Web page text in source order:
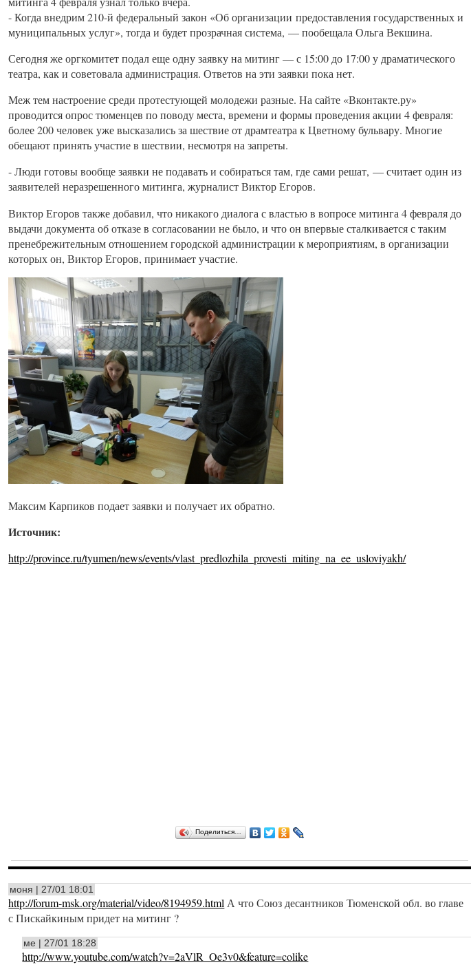
- Когда внедрим 210-й федеральный закон «Об организации предоставления государственных и
муниципальных услуг», тогда и будет прозрачная система, — пообещала Ольга Векшина.
Сегодня же оргкомитет подал еще одну заявку на митинг — с 15:00 до 17:00 у драматического
театра, как и советовала администрация. Ответов на эти заявки пока нет.
Меж тем настроение среди протестующей молодежи разные. На сайте «Вконтакте.ру»
проводится опрос тюменцев по поводу места, времени и формы проведения акции 4 февраля:
более 200 человек уже высказались за шествие от драмтеатра к Цветному бульвару. Многие
обещают принять участие в шествии, несмотря на запреты.
- Люди готовы вообще заявки не подавать и собираться там, где сами решат, — считает один из
заявителей неразрешенного митинга, журналист Виктор Егоров.
Виктор Егоров также добавил, что никакого диалога с властью в вопросе митинга 4 февраля до
выдачи документа об отказе в согласовании не было, и что он впервые сталкивается с таким
пренебрежительным отношением городской администрации к мероприятиям, в организации
которых он, Виктор Егоров, принимает участие.
Максим Карпиков подает заявки и получает их обратно.
Источник:
http://province.ru/tyumen/news/events/vlast_predlozhila_provesti_miting_na_ee_usloviyakh/
Поделиться…
моня | 27/01 18:01
http://forum-msk.org/material/video/8194959.htmlА что Союз десантников Тюменской обл. во главе
с Пискайкиным придет на митинг ?
ме | 27/01 18:28
http://www.youtube.com/watch?v=2aVlR_Oe3v0&feature=colike